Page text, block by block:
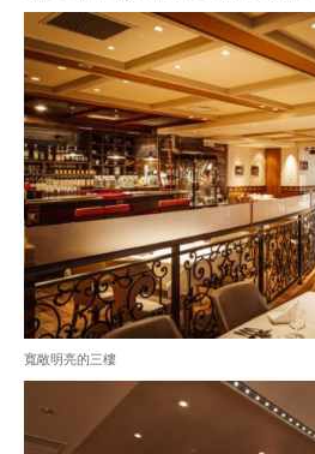
寬敞明亮的三樓